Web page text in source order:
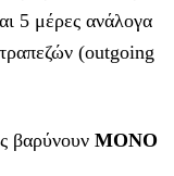
5 μέρες ανάλογα
(outgoing
βαρύνουν MONO